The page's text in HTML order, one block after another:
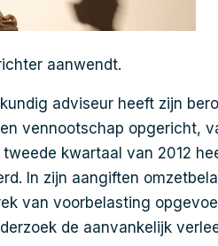
aanwendt.
adviseur heeft zijn
vennootschap opgericht,
kwartaal van 2012
In zijn aangiften
van voorbelasting
de aanvankelijk